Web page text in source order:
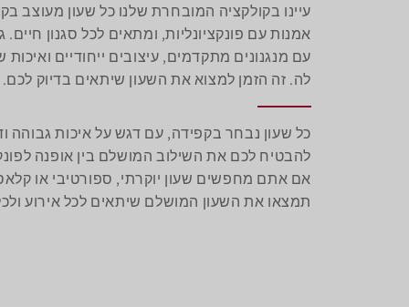
עיינו בקולקציה המובחרת שלנו כל שעון מעוצב
אמנות עם פונקציונליות, ומתאים לכל סגנון חיים.
עם מנגנונים מתקדמים, עיצובים ייחודיים ואיכות
לה. זה הזמן למצוא את השעון שיתאים בדיוק לכם.
כל שעון נבחר בקפידה, עם דגש על איכות גבוהה
להבטיח לכם את השילוב המושלם בין אופנה
אם אתם מחפשים שעון יוקרתי, ספורטיבי או
תמצאו את השעון המושלם שיתאים לכל אירוע